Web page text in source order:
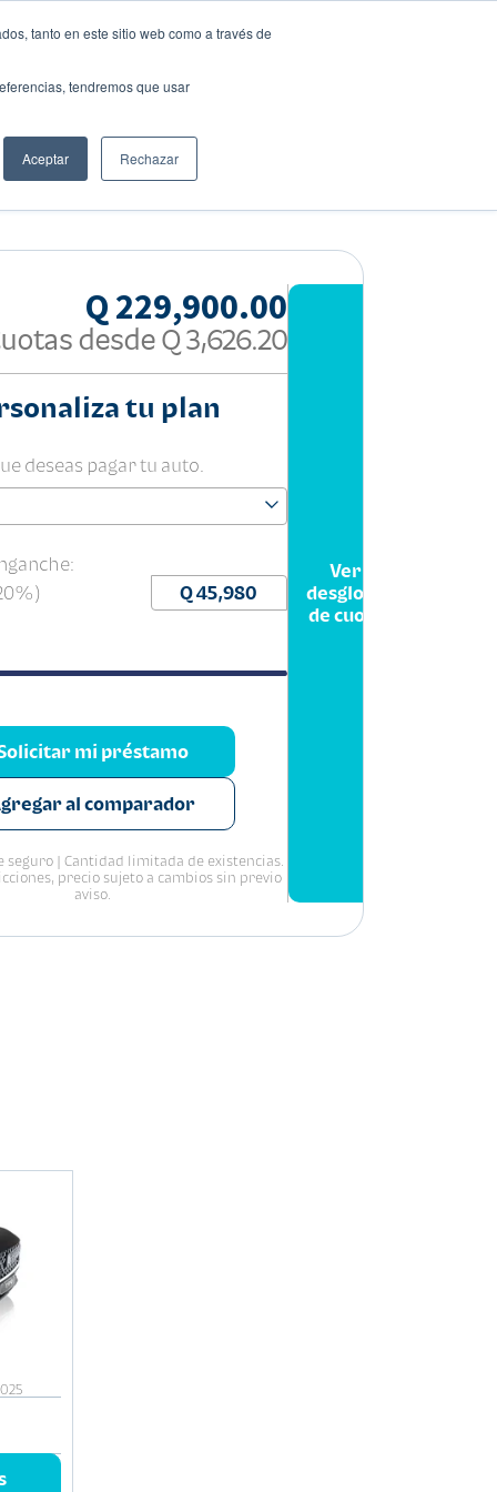
tanto en este sitio web como a través de
tendremos que usar
Aceptar Rechazar
Compartir:
Q 229,900.00
desde Q 3,626.20
tu plan
deseas pagar tu auto.
mi préstamo
al comparador
seguro | Cantidad limitada de existencias.
precio sujeto a cambios sin previo
aviso.
Ver
desglose
de cuota